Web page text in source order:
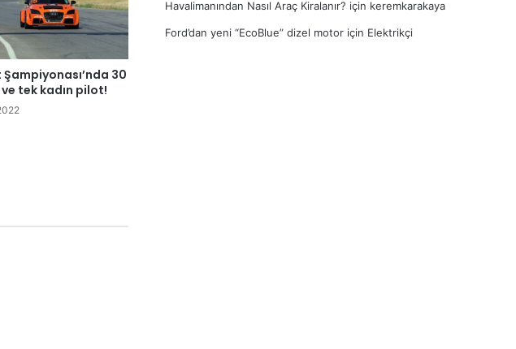
30
tek kadın pilot!
Havalimanından Nasıl Araç Kiralanır? için keremkarakaya
Ford’dan yeni “EcoBlue” dizel motor için Elektrikçi